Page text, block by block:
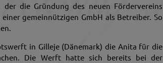
die Gründung des neuen Fördervereins
gemeinnützigen GmbH als Betreiber. So
in Gilleje (Dänemark) die Anita für die
Die Werft hatte sich bereits bei der